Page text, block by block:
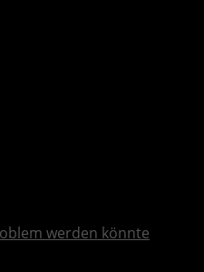
werden könnte